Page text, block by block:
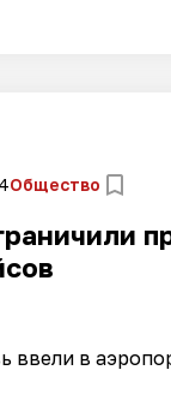
Общество
ввели в